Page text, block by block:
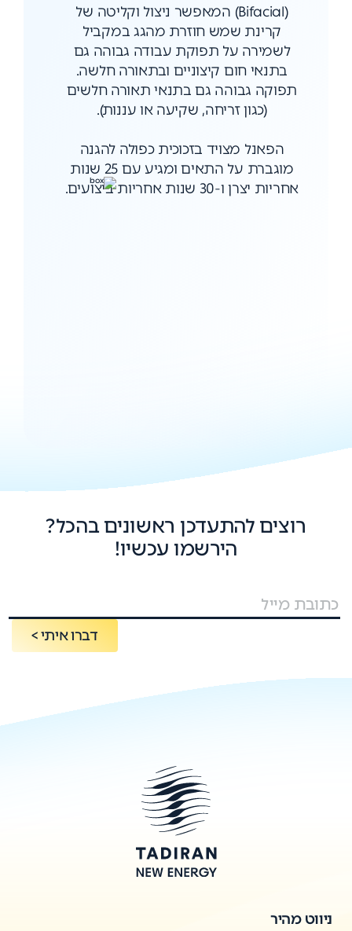
(Bifacial) המאפשר ניצול וקליטה של
קרינת שמש חוזרת מהגג במקביל
לשמירה על תפוקת עבודה גבוהה גם
בתנאי חום קיצוניים ובתאורה חלשה.
תפוקה גבוהה גם בתנאי תאורה חלשים
(כגון זריחה, שקיעה או עננות).
הפאנל מצויד בזכוכית כפולה להגנה
מוגברת על התאים ומגיע עם 25 שנות
אחריות יצרן ו-30 שנות אחריות ביצועים.
רוצים להתעדכן ראשונים בהכל?
הירשמו עכשיו!
דברו איתי >
ניווט מהיר